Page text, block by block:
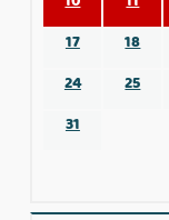
17
18
24
25
31